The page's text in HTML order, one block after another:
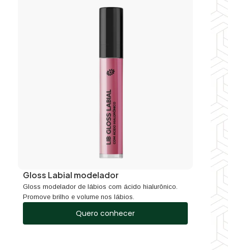
Gloss Labial modelador
Gloss modelador de lábios com ácido hialurônico.
Promove brilho e volume nos lábios.
Quero conhecer